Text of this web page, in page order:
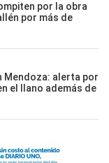
por la obra
por más de
Mendoza: alerta por
el llano además de